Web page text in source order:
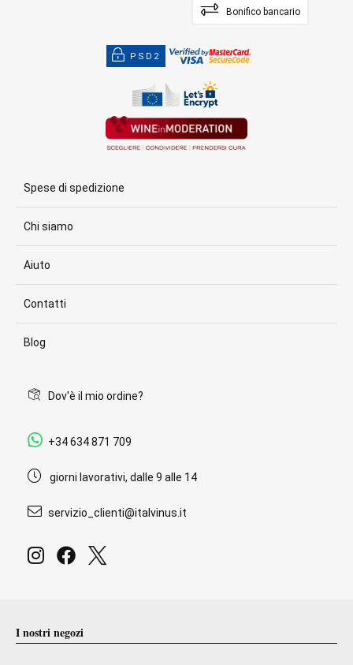
Bonifico bancario
PSD2
Spese di spedizione
Chi siamo
Aiuto
Contatti
Blog
Dov'è il mio ordine?
+34 634 871 709
giorni lavorativi, dalle 9 alle 14
servizio_clienti@italvinus.it
I nostri negozi